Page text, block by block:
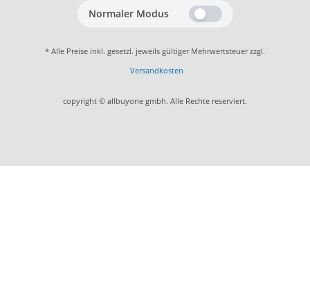
Normaler Modus
* Alle Preise inkl. gesetzl. jeweils gültiger Mehrwertsteuer zzgl.
Versandkosten
copyright © allbuyone gmbh. Alle Rechte reserviert.